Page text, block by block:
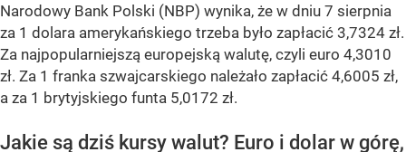
Narodowy Bank Polski (NBP) wynika, że w dniu 7 sierpnia
za 1 dolara amerykańskiego trzeba było zapłacić 3,7324 zł.
Za najpopularniejszą europejską walutę, czyli euro 4,3010
zł. Za 1 franka szwajcarskiego należało zapłacić 4,6005 zł,
a za 1 brytyjskiego funta 5,0172 zł.
Jakie są dziś kursy walut? Euro i dolar w górę,